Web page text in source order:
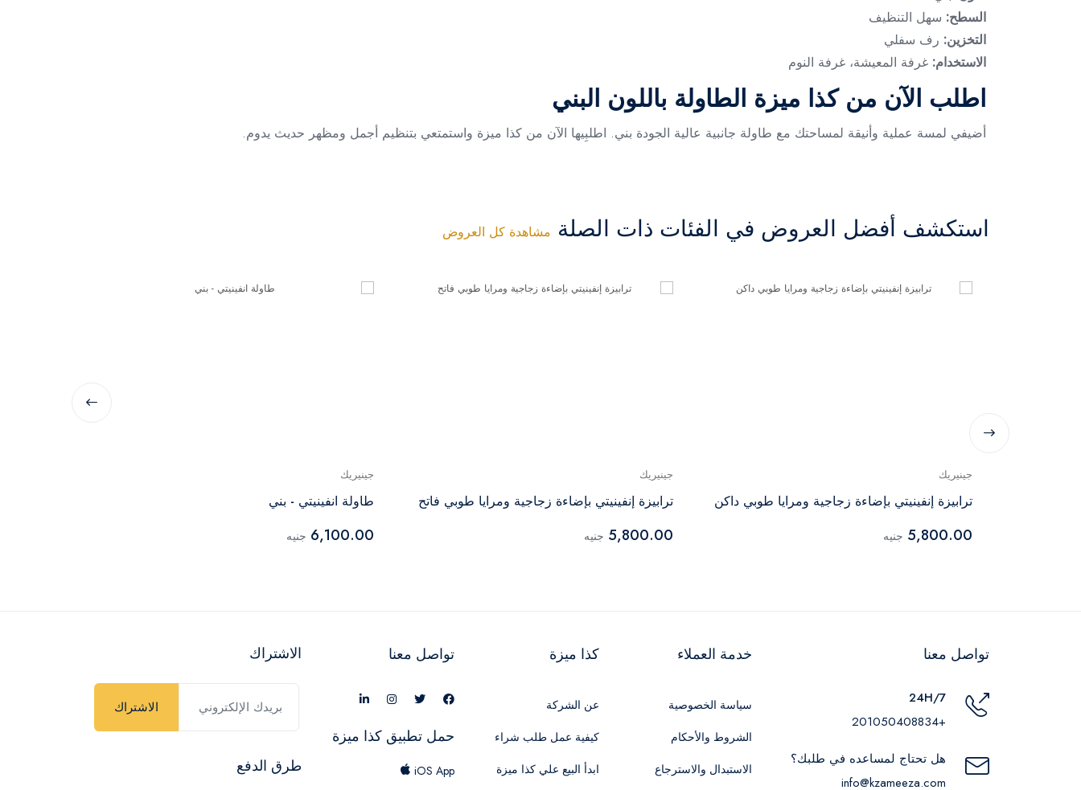
السطح: سهل التنظيف
التخزين: رف سفلي
الاستخدام: غرفة المعيشة، غرفة النوم
اطلب الآن من كذا ميزة الطاولة باللون البني
أضيفي لمسة عملية وأنيقة لمساحتك مع طاولة جانبية عالية الجودة بني. اطلبِيها الآن من كذا ميزة واستمتعي بتنظيم أجمل ومظهر حديث يدوم.
استكشف أفضل العروض في الفئات ذات الصلة مشاهدة كل العروض
جينيريك
ترابيزة إنفينيتي بإضاءة زجاجية ومرايا طوبي داكن
5,800.00 جنيه
جينيريك
ترابيزة إنفينيتي بإضاءة زجاجية ومرايا طوبي فاتح
5,800.00 جنيه
جينيريك
طاولة انفينيتي - بني
6,100.00 جنيه
تواصل معنا
24H/7
+201050408834
هل تحتاج لمساعده في طلبك؟
info@kzameeza.com
خدمة العملاء
سياسة الخصوصية
الشروط والأحكام
الاستبدال والاسترجاع
كذا ميزة
عن الشركة
كيفية عمل طلب شراء
ابدأ البيع علي كذا ميزة
تواصل معنا
حمل تطبيق كذا ميزة
iOS App
الاشتراك
الاشتراك
طرق الدفع